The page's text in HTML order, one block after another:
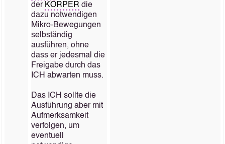
der KÖRPER die
dazu notwendigen
Mikro-Bewegungen
selbständig
ausführen, ohne
dass er jedesmal die
Freigabe durch das
ICH abwarten muss.
Das ICH sollte die
Ausführung aber mit
Aufmerksamkeit
verfolgen, um
eventuell